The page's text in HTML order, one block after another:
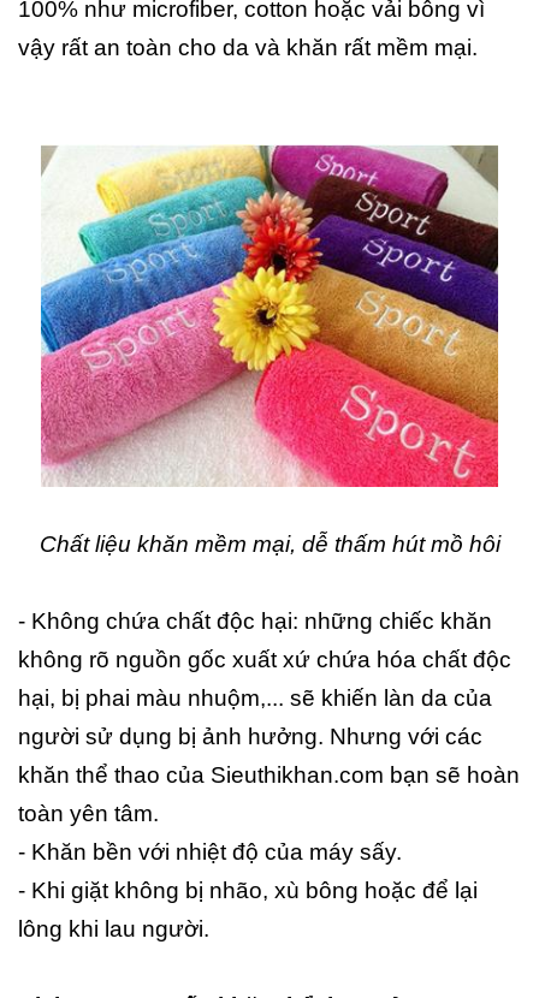
100% như microfiber, cotton hoặc vải bông vì
vậy rất an toàn cho da và khăn rất mềm mại.
Chất liệu khăn mềm mại, dễ thấm hút mồ hôi
- Không chứa chất độc hại: những chiếc khăn
không rõ nguồn gốc xuất xứ chứa hóa chất độc
hại, bị phai màu nhuộm,... sẽ khiến làn da của
người sử dụng bị ảnh hưởng. Nhưng với các
khăn thể thao của Sieuthikhan.com bạn sẽ hoàn
toàn yên tâm.
- Khăn bền với nhiệt độ của máy sấy.
- Khi giặt không bị nhão, xù bông hoặc để lại
lông khi lau người.